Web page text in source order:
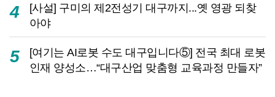
4
[사설] 구미의 제2전성기 대구까지...옛 영광 되찾
아야
5
[여기는 AI로봇 수도 대구입니다⑤] 전국 최대 로봇
인재 양성소…“대구산업 맞춤형 교육과정 만들자”